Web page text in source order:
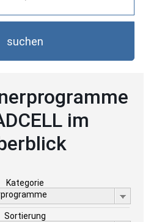
suchen
im
Kategorie
Sortierung